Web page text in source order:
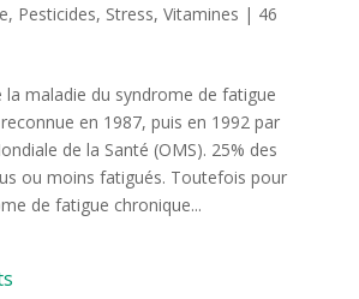
, Pesticides, Stress, Vitamines | 46
la maladie du syndrome de fatigue
en 1987, puis en 1992 par
de la Santé (OMS). 25% des
ou moins fatigués. Toutefois pour
de fatigue chronique...